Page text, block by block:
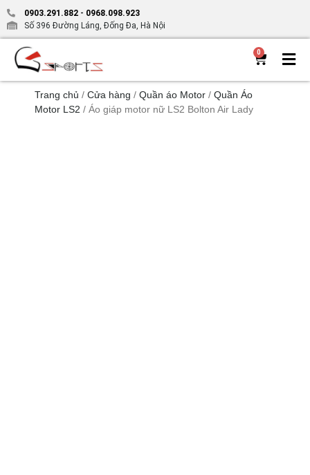
0903.291.882 - 0968.098.923
Số 396 Đường Láng, Đống Đa, Hà Nội
0
Trang chủ / Cửa hàng / Quần áo Motor / Quần Áo
Motor LS2 / Áo giáp motor nữ LS2 Bolton Air Lady